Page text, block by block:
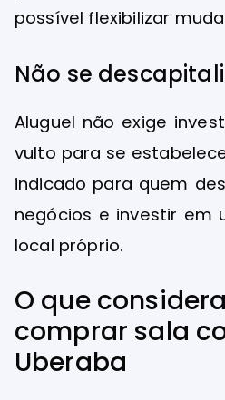
possível flexibilizar
Não se
Aluguel não exige
vulto para se
indicado para quem
negócios e investir em
local próprio.
O que
comprar sala
Uberaba